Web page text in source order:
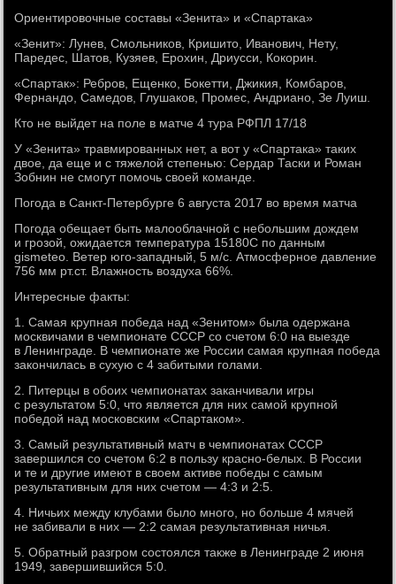
Ориентировочные составы «Зенита» и «Спартака»
«Зенит»: Лунев, Смольников, Кришито, Иванович, Нету,
Паредес, Шатов, Кузяев, Ерохин, Дриусси, Кокорин.
«Спартак»: Ребров, Ещенко, Бокетти, Джикия, Комбаров,
Фернандо, Самедов, Глушаков, Промес, Андриано, Зе Луиш.
Кто не выйдет на поле в матче 4 тура РФПЛ 17/18
У «Зенита» травмированных нет, а вот у «Спартака» таких
двое, да еще и с тяжелой степенью: Сердар Таски и Роман
Зобнин не смогут помочь своей команде.
Погода в Санкт-Петербурге 6 августа 2017 во время матча
Погода обещает быть малооблачной с небольшим дождем
и грозой, ожидается температура 15180С по данным
gismeteo. Ветер юго-западный, 5 м/с. Атмосферное давление
756 мм рт.ст. Влажность воздуха 66%.
Интересные факты:
1. Самая крупная победа над «Зенитом» была одержана
москвичами в чемпионате СССР со счетом 6:0 на выезде
в Ленинграде. В чемпионате же России самая крупная победа
закончилась в сухую с 4 забитыми голами.
2. Питерцы в обоих чемпионатах заканчивали игры
с результатом 5:0, что является для них самой крупной
победой над московским «Спартаком».
3. Самый результативный матч в чемпионатах СССР
завершился со счетом 6:2 в пользу красно-белых. В России
и те и другие имеют в своем активе победы с самым
результативным для них счетом — 4:3 и 2:5.
4. Ничьих между клубами было много, но больше 4 мячей
не забивали в них — 2:2 самая результативная ничья.
5. Обратный разгром состоялся также в Ленинграде 2 июня
1949, завершившийся 5:0.